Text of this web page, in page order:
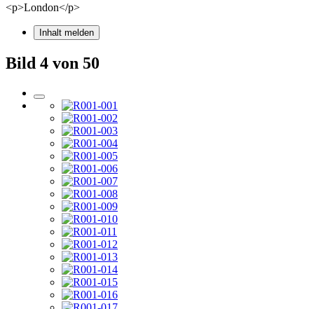
<p>London</p>
Inhalt melden
Bild 4 von 50